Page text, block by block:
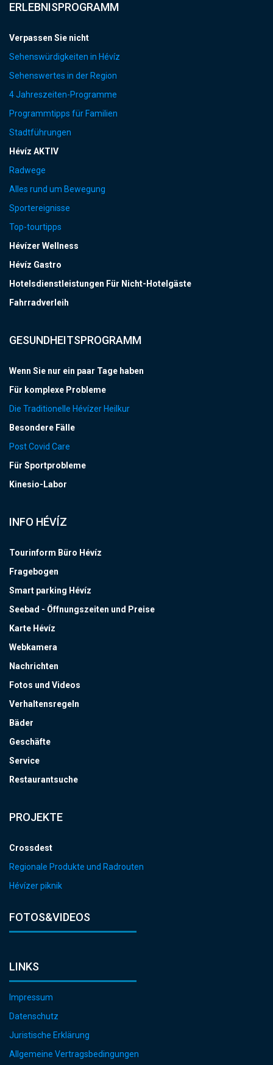
ERLEBNISPROGRAMM
Verpassen Sie nicht
Sehenswürdigkeiten in Hévíz
Sehenswertes in der Region
4 Jahreszeiten-Programme
Programmtipps für Familien
Stadtführungen
Hévíz AKTIV
Radwege
Alles rund um Bewegung
Sportereignisse
Top-tourtipps
Hévízer Wellness
Hévíz Gastro
Hotelsdienstleistungen Für Nicht-Hotelgäste
Fahrradverleih
GESUNDHEITSPROGRAMM
Wenn Sie nur ein paar Tage haben
Für komplexe Probleme
Die Traditionelle Hévízer Heilkur
Besondere Fälle
Post Covid Care
Für Sportprobleme
Kinesio-Labor
INFO HÉVÍZ
Tourinform Büro Hévíz
Fragebogen
Smart parking Hévíz
Seebad - Öffnungszeiten und Preise
Karte Hévíz
Webkamera
Nachrichten
Fotos und Videos
Verhaltensregeln
Bäder
Geschäfte
Service
Restaurantsuche
PROJEKTE
Crossdest
Regionale Produkte und Radrouten
Hévízer piknik
FOTOS&VIDEOS
LINKS
Impressum
Datenschutz
Juristische Erklärung
Allgemeine Vertragsbedingungen